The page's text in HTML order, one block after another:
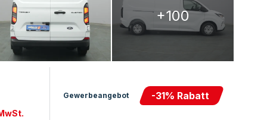
+100
Gewerbeangebot -31% Rabatt